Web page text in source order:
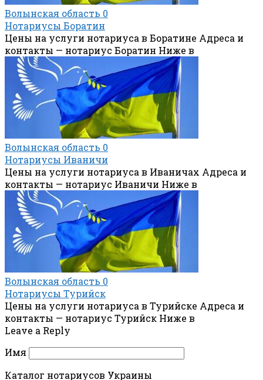
Волынская область 0
Нотариусы Боратин
Цены на услуги нотариуса в Боратине Адреса и
контакты — нотариус Боратин Ниже в
Волынская область 0
Нотариусы Иваничи
Цены на услуги нотариуса в Иваничах Адреса и
контакты — нотариус Иваничи Ниже в
Волынская область 0
Нотариусы Турийск
Цены на услуги нотариуса в Турийске Адреса и
контакты — нотариус Турийск Ниже в
Leave a Reply
Имя
Каталог нотариусов Украины